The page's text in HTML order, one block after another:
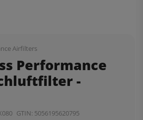
Airfilters
Performance
-
GTIN: 5056195620795